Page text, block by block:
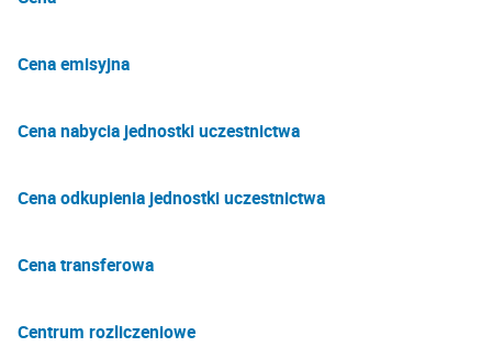
Cena emisyjna
Cena nabycia jednostki uczestnictwa
Cena odkupienia jednostki uczestnictwa
Cena transferowa
Centrum rozliczeniowe